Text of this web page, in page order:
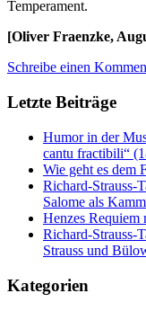
Temperament.
[Oliver Fraenzke,
Schreibe einen
Letzte Beiträge
Humor in der
cantu fractibili“
Wie geht es dem
Richard-Strauss-
Salome als
Henzes Requiem
Richard-Strauss-
Strauss und
Kategorien